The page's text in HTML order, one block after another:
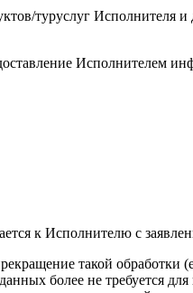
туруслуг Исполнителя и
Исполнителем
к Исполнителю с
такой обработки
более не требуется для